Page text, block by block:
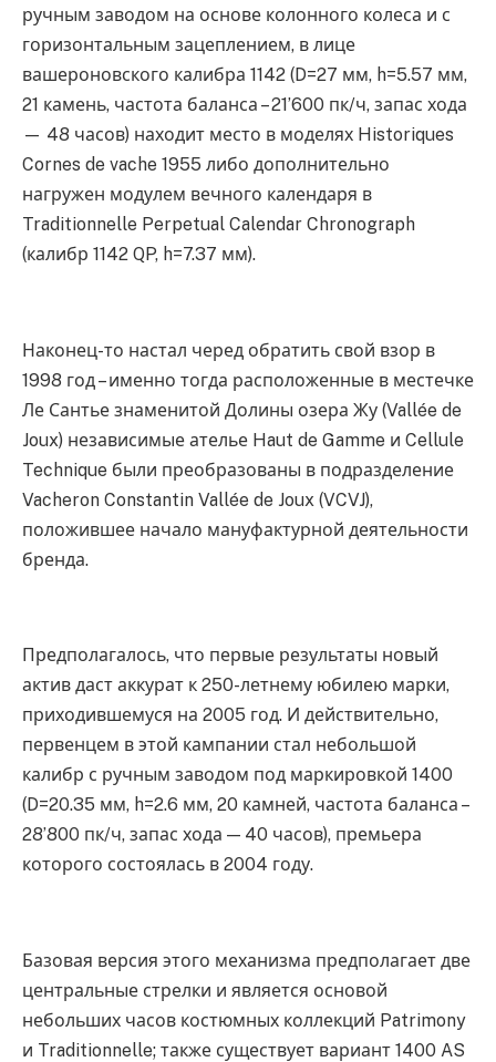
ручным заводом на основе колонного колеса и с
горизонтальным зацеплением, в лице
вашероновского калибра 1142 (D=27 мм, h=5.57 мм,
21 камень, частота баланса – 21’600 пк/ч, запас хода
— 48 часов) находит место в моделях Historiques
Cornes de vache 1955 либо дополнительно
нагружен модулем вечного календаря в
Traditionnelle Perpetual Calendar Chronograph
(калибр 1142 QP, h=7.37 мм).
Наконец-то настал черед обратить свой взор в
1998 год – именно тогда расположенные в местечке
Ле Сантье знаменитой Долины озера Жу (Vallée de
Joux) независимые ателье Haut de Gamme и Cellule
Technique были преобразованы в подразделение
Vacheron Constantin Vallée de Joux (VCVJ),
положившее начало мануфактурной деятельности
бренда.
Предполагалось, что первые результаты новый
актив даст аккурат к 250-летнему юбилею марки,
приходившемуся на 2005 год. И действительно,
первенцем в этой кампании стал небольшой
калибр с ручным заводом под маркировкой 1400
(D=20.35 мм, h=2.6 мм, 20 камней, частота баланса –
28’800 пк/ч, запас хода — 40 часов), премьера
которого состоялась в 2004 году.
Базовая версия этого механизма предполагает две
центральные стрелки и является основой
небольших часов костюмных коллекций Patrimony
и Traditionnelle; также существует вариант 1400 AS